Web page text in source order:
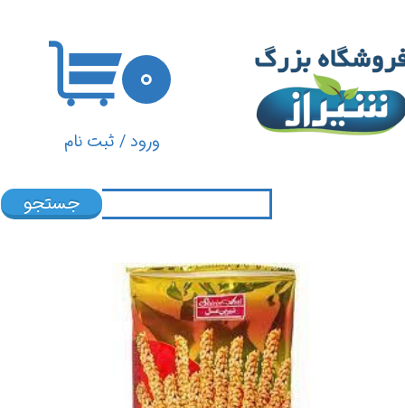
ورود/ ثبت نام
تغییر گذر واژه
سفارشات
۰
جستجو